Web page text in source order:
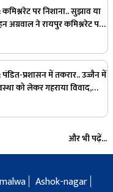
पर निशाना.. सुझाव या
अग्रवाल ने रायपुर कमिश्नरेट पर
में सुधार की है जरूरत
प्रशासन में तकरार.. उज्जैन में
को लेकर गहराया विवाद,
उग्र हुए पंडित?
और भी पढ़ें...
Ashok-nagar